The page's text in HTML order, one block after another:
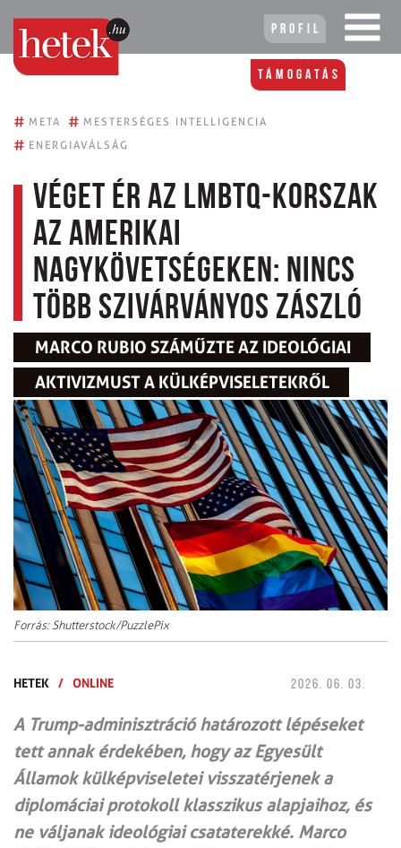
Profil
Támogatás
# META # MESTERSÉGES INTELLIGENCIA
# ENERGIAVÁLSÁG
Véget ér az LMBTQ-korszak
az amerikai
nagykövetségeken: nincs
több szivárványos zászló
MARCO RUBIO SZÁMŰZTE AZ IDEOLÓGIAI
AKTIVIZMUST A KÜLKÉPVISELETEKRŐL
Forrás: Shutterstock/PuzzlePix
HETEK / ONLINE 2026. 06. 03.
A Trump-adminisztráció határozott lépéseket
tett annak érdekében, hogy az Egyesült
Államok külképviseletei visszatérjenek a
diplomáciai protokoll klasszikus alapjaihoz, és
ne váljanak ideológiai csataterekké. Marco